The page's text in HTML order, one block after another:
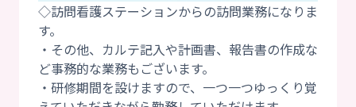
◇訪問看護ステーションからの訪問業務になりま
す。
・その他、カルテ記入や計画書、報告書の作成な
ど事務的な業務もございます。
・研修期間を設けますので、一つ一つゆっくり覚